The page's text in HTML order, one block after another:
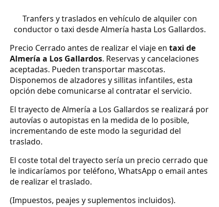
Tranfers y traslados en vehículo de alquiler con
conductor o taxi desde Almería hasta Los Gallardos.
Precio Cerrado antes de realizar el viaje en taxi de
Almería a Los Gallardos. Reservas y cancelaciones
aceptadas. Pueden transportar mascotas.
Disponemos de alzadores y sillitas infantiles, esta
opción debe comunicarse al contratar el servicio.
El trayecto de Almería a Los Gallardos se realizará por
autovías o autopistas en la medida de lo posible,
incrementando de este modo la seguridad del
traslado.
El coste total del trayecto sería un precio cerrado que
le indicaríamos por teléfono, WhatsApp o email antes
de realizar el traslado.
(Impuestos, peajes y suplementos incluidos).